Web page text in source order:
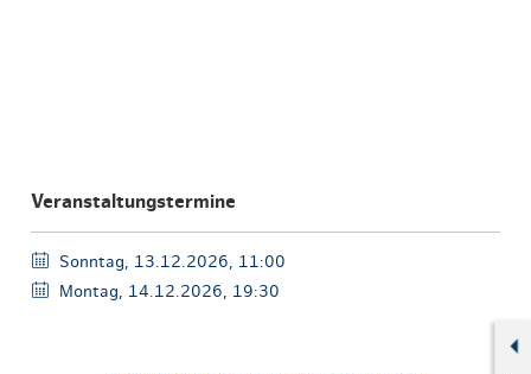
Veranstaltungstermine
Sonntag, 13.12.2026, 11:00
Montag, 14.12.2026, 19:30